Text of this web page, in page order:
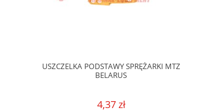
USZCZELKA PODSTAWY SPRĘŻARKI MTZ
BELARUS
4,37 zł